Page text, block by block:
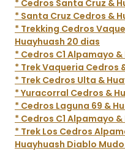
* Cedros Santa Cruz &
* Santa Cruz Cedros &
* Trekking Cedros
Huayhuash 20 dias
* Cedros C1 Alpamayo
* Trek Vaqueria Cedros
* Trek Cedros Ulta &
* Yuracorral Cedros &
* Cedros Laguna 69 &
* Cedros C1 Alpamayo
* Trek Los Cedros
Huayhuash Diablo